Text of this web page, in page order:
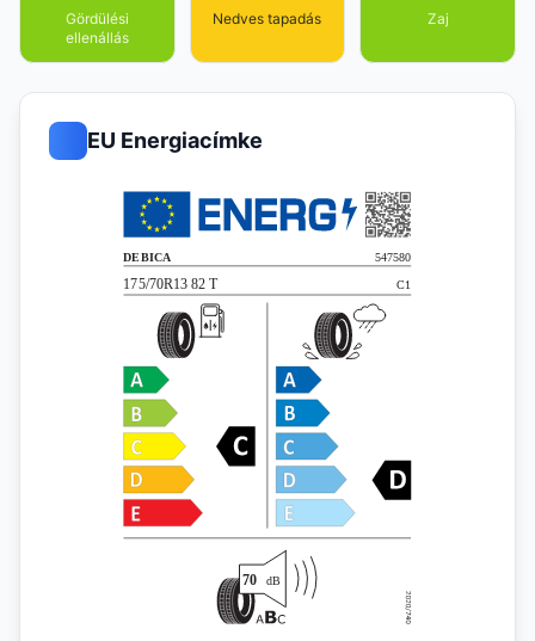
Gördülési
ellenállás
Nedves tapadás Zaj
EU Energiacímke